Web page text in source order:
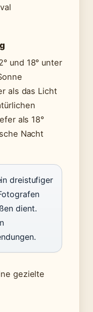
und 18° unter
als das Licht
als 18°
Nacht
dreistufiger
dient.
gezielte